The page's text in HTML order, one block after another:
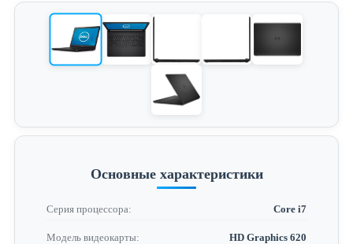
Основные характеристики
Серия процессора: Core i7
Модель видеокарты: HD Graphics 620